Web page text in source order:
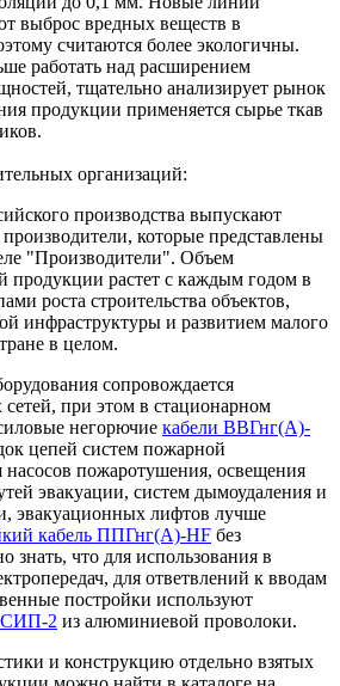
выброс вредных веществ в
считаются более экологичны.
работать над расширением
тщательно анализирует рынок
продукции применяется сырье ткав
организаций:
производства выпускают
которые представлены
"Производители". Объем
продукции растет с каждым годом в
роста строительства объектов,
инфраструктуры и развитием малого
в целом.
сопровождается
при этом в стационарном
негорючие кабели ВВГнг(А)-
цепей систем пожарной
насосов пожаротушения, освещения
эвакуации, систем дымоудаления и
эвакуационных лифтов лучше
кабель ППГнг(А)-HF без
знать, что для использования в
для ответвлений к вводам
постройки используют
СИП-2 из алюминиевой проволоки.
и конструкцию отдельно взятых